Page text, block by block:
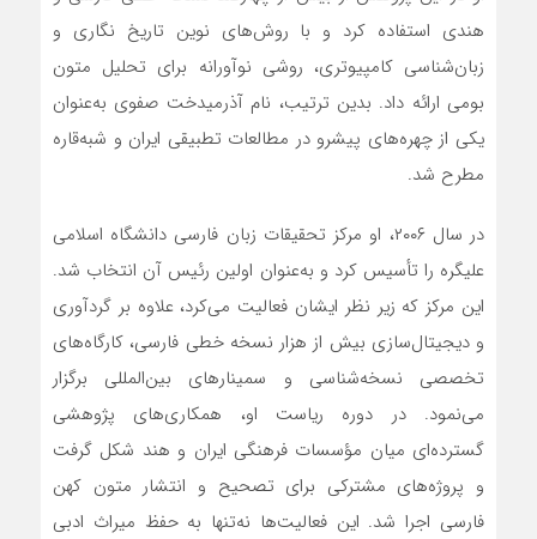
هندی استفاده کرد و با روش‌های نوین تاریخ نگاری و
زبان‌شناسی کامپیوتری، روشی نوآورانه برای تحلیل متون
بومی ارائه داد. بدین ترتیب، نام آذرمیدخت صفوی به‌عنوان
یکی از چهره‌های پیشرو در مطالعات تطبیقی ایران و شبه‌قاره
مطرح شد.
در سال ۲۰۰۶، او مرکز تحقیقات زبان فارسی دانشگاه اسلامی
علیگره را تأسیس کرد و به‌عنوان اولین رئیس آن انتخاب شد.
این مرکز که زیر نظر ایشان فعالیت می‌کرد، علاوه بر گردآوری
و دیجیتال‌سازی بیش از هزار نسخه خطی فارسی، کارگاه‌های
تخصصی نسخه‌شناسی و سمینارهای بین‌المللی برگزار
می‌نمود. در دوره ریاست او، همکاری‌های پژوهشی
گسترده‌ای میان مؤسسات فرهنگی ایران و هند شکل گرفت
و پروژه‌های مشترکی برای تصحیح و انتشار متون کهن
فارسی اجرا شد. این فعالیت‌ها نه‌تنها به حفظ میراث ادبی